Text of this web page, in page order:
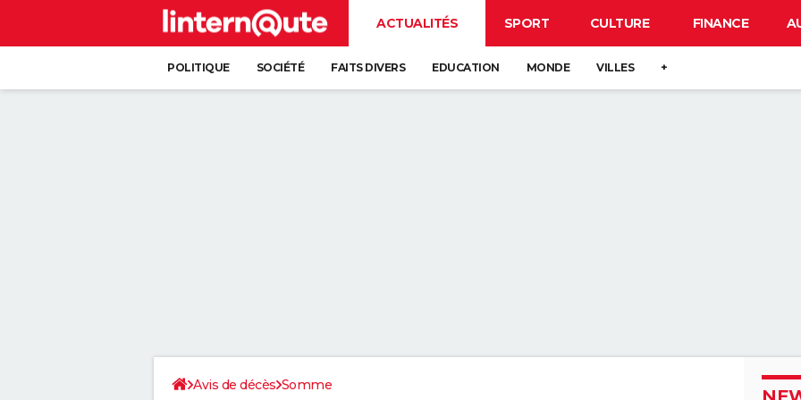
ACTUALITÉS SPORT CULTURE FINANCE
POLITIQUE SOCIÉTÉ FAITS DIVERS EDUCATION MONDE VILLES +
Avis de décès Somme